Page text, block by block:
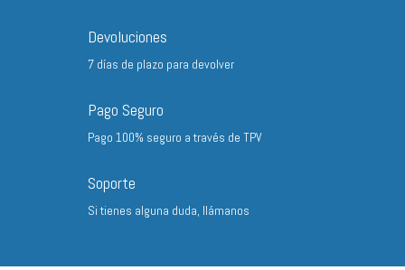
Devoluciones
7 días de plazo para devolver
Pago Seguro
Pago 100% seguro a través de TPV
Soporte
Si tienes alguna duda, llámanos